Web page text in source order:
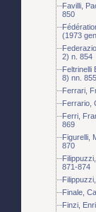
Favilli,
850
(1973
2) n. 854
Feltrinelli
8) nn.
Ferrari,
Ferrario,
Ferri,
869
Figurelli,
870
871-874
Finale,
Finzi,